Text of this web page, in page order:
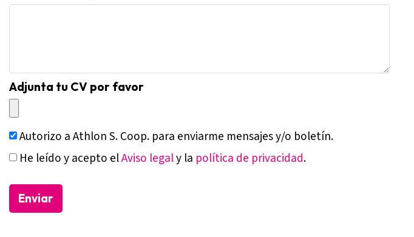
Adjunta tu CV por favor
Autorizo a Athlon S. Coop. para enviarme mensajes y/o boletín.
He leído y acepto elAviso legaly la política de privacidad.
Enviar